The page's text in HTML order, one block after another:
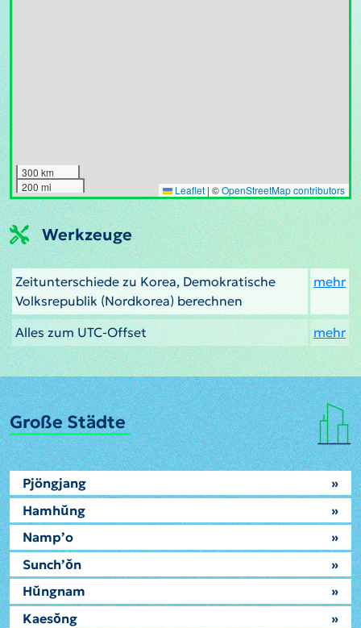
300 km
200 mi
Leaflet | ©OpenStreetMap contributors
Werkzeuge
Zeitunterschiede zu Korea, Demokratische
Volksrepublik (Nordkorea) berechnen
mehr
Alles zum UTC-Offset mehr
Große Städte
Pjöngjang
»
Hamhŭng
»
Namp’o
»
Sunch’ŏn
»
Hŭngnam
»
Kaesŏng
»